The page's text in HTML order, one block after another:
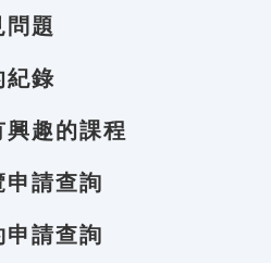
問題
紀錄
興趣的課程
申請查詢
申請查詢